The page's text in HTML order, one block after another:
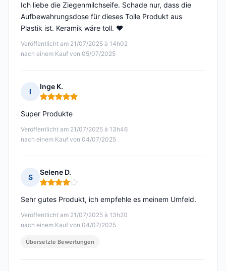
Veröffentlicht am 21/07/2025 à 14h02
nach einem Kauf von 05/07/2025
Ich liebe die Ziegenmilchseife. Schade nur, dass die
Aufbewahrungsdose für dieses Tolle Produkt aus
Plastik ist. Keramik wäre toll. ♥️
I
Inge K.
Hinweis: 5 von 5
Veröffentlicht am 21/07/2025 à 13h46
nach einem Kauf von 04/07/2025
Super Produkte
S
Selene D.
Hinweis: 4 von 5
Veröffentlicht am 21/07/2025 à 13h20
nach einem Kauf von 04/07/2025
Sehr gutes Produkt, ich empfehle es meinem Umfeld.
Übersetzte Bewertungen